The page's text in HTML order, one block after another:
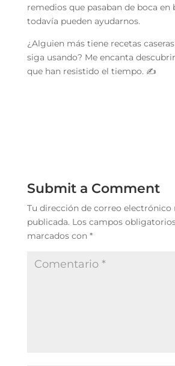
remedios que pasaban de boca en
todavía pueden ayudarnos.
¿Alguien más tiene recetas
siga usando? Me encanta
que han resistido el tiempo. ✍️
Submit a Comment
Tu dirección de correo electrónico
publicada. Los campos
marcados con *